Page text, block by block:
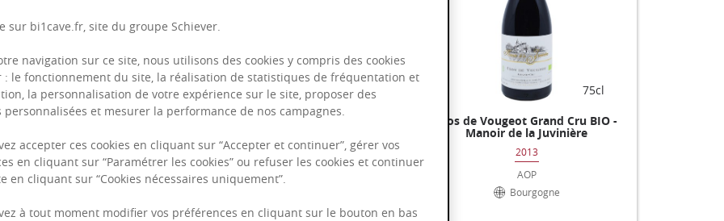
75cl
"Derrière le Four"
2022
AOP
75cl
Morey-Saint-Denis 1er Cru "Les
Luisants
2016
AOP
75cl
Clos de Vougeot Grand Cru BIO -
Manoir de la Juvinière
2013
AOP
Bourgogne
sur bi1cave.fr, site du groupe Schiever.
navigation sur ce site, nous utilisons des cookies y compris des cookies
: le fonctionnement du site, la réalisation de statistiques de fréquentation et
la personnalisation de votre expérience sur le site, proposer des
et mesurer la performance de nos campagnes.
accepter ces cookies en cliquant sur “Accepter et continuer”, gérer vos
en cliquant sur “Paramétrer les cookies” ou refuser les cookies et continuer
en cliquant sur “Cookies nécessaires uniquement”.
à tout moment modifier vos préférences en cliquant sur le bouton en bas